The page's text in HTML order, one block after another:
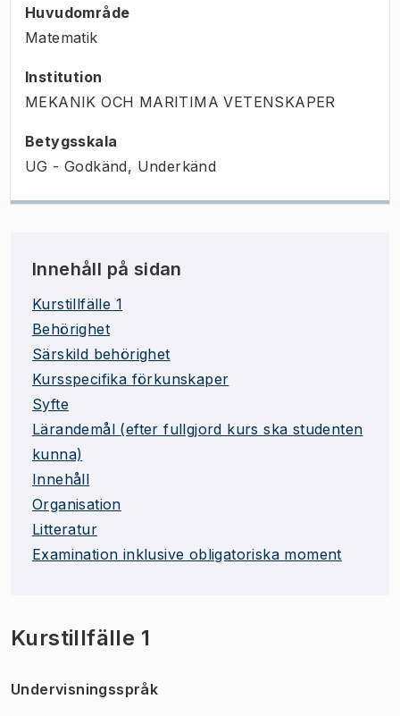
Huvudområde
Matematik
Institution
MEKANIK OCH MARITIMA VETENSKAPER
Betygsskala
UG - Godkänd, Underkänd
Innehåll på sidan
Kurstillfälle 1
Behörighet
Särskild behörighet
Kursspecifika förkunskaper
Syfte
Lärandemål (efter fullgjord kurs ska studenten
kunna)
Innehåll
Organisation
Litteratur
Examination inklusive obligatoriska moment
Kurstillfälle 1
Undervisningsspråk